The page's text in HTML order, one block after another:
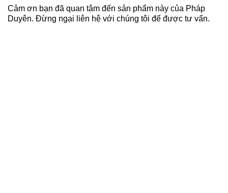
đến
4,190,000 ₫
đến
Cảm ơn bạn đã quan tâm đến sản phẩm này của Pháp
Duyên. Đừng ngại liên hệ với chúng tôi để được tư vấn.